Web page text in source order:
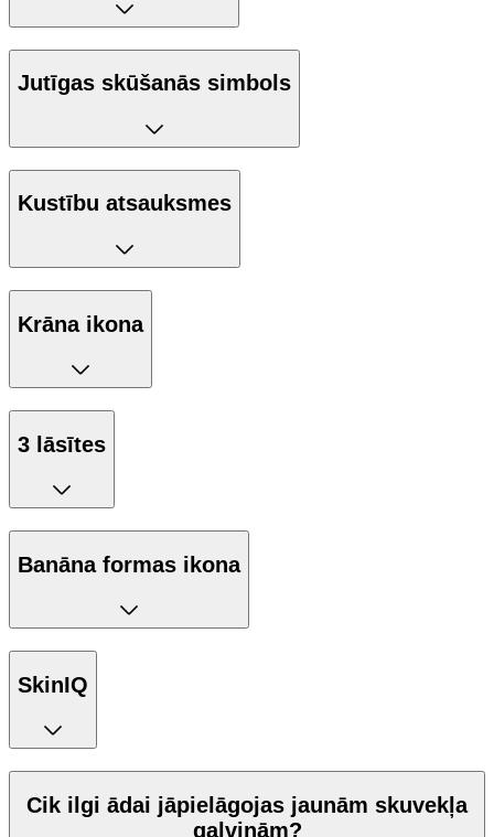
Jutīgas skūšanās simbols
Kustību atsauksmes
Krāna ikona
3 lāsītes
Banāna formas ikona
SkinIQ
Cik ilgi ādai jāpielāgojas jaunām skuvekļa
galviņām?